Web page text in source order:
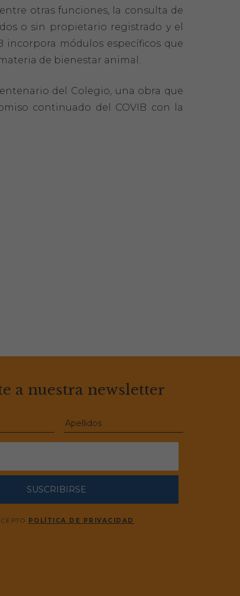
otras funciones, la consulta de
o sin propietario registrado y el
incorpora módulos específicos que
de bienestar animal.
del Colegio, una obra que
continuado del COVIB con la
a nuestra newsletter
SUSCRIBIRSE
POLÍTICA DE PRIVACIDAD